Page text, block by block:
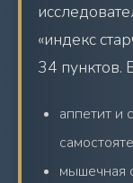
«индекс
34 пунктов.
аппетит и
мышечная